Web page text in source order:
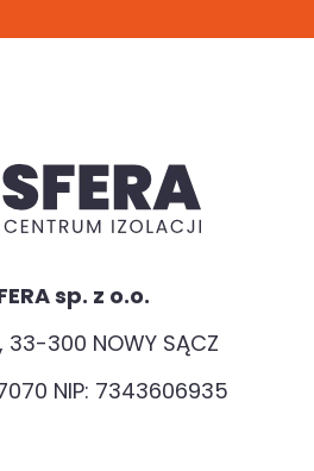
sp. z o.o.
33-300 NOWY SĄCZ
NIP: 7343606935